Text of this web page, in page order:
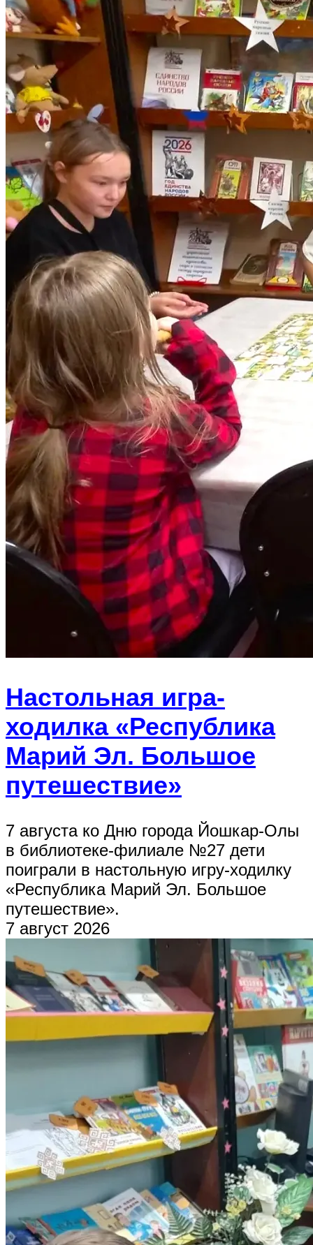
Настольная игра-
ходилка «Республика
Марий Эл. Большое
путешествие»
7 августа ко Дню города Йошкар-Олы
в библиотеке-филиале №27 дети
поиграли в настольную игру-ходилку
«Республика Марий Эл. Большое
путешествие».
7 август 2026